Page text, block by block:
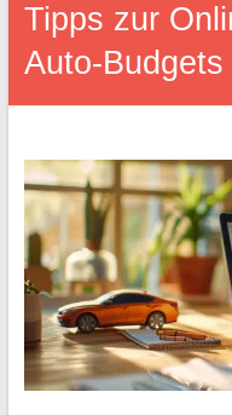
Tipps zur
Auto-Budgets